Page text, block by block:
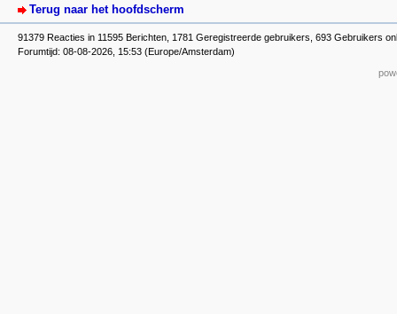
Terug naar het hoofdscherm
91379 Reacties in 11595 Berichten, 1781 Geregistreerde gebruikers, 693 Gebruikers
Forumtijd: 08-08-2026, 15:53 (Europe/Amsterdam)